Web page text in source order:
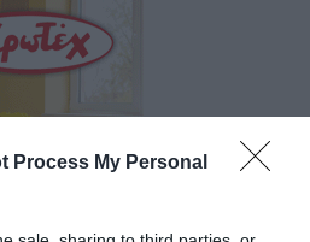
Process My Personal